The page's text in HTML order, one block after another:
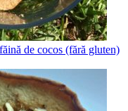
de cocos (fără gluten)